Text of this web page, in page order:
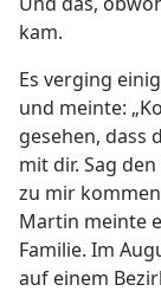
kam.
Es verging
und meinte:
gesehen, dass
mit dir. Sag
zu mir
Martin meinte
Familie. Im
auf einem